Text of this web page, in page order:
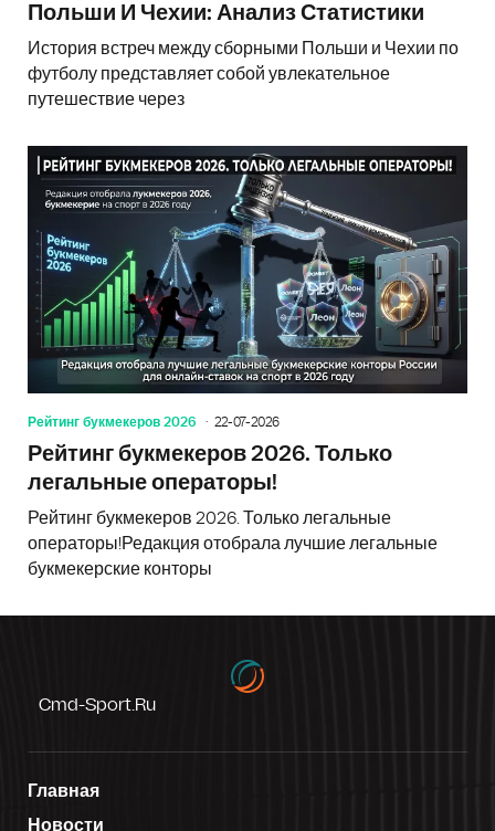
Польши И Чехии: Анализ Статистики
История встреч между сборными Польши и Чехии по
футболу представляет собой увлекательное
путешествие через
Рейтинг букмекеров 2026 22-07-2026
Рейтинг букмекеров 2026. Только
легальные операторы!
Рейтинг букмекеров 2026. Только легальные
операторы!Редакция отобрала лучшие легальные
букмекерские конторы
Cmd-Sport.ru
Главная
Новости